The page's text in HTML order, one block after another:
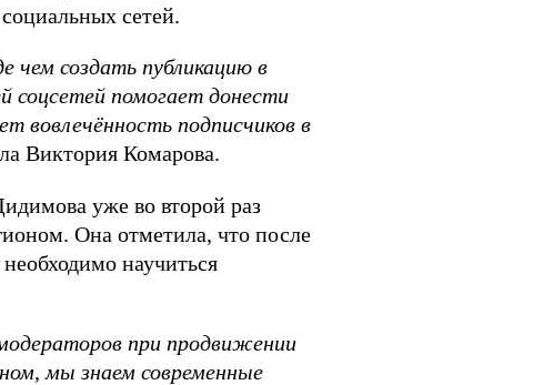
сетей.
создать публикацию в
соцсетей помогает донести
вовлечённость подписчиков в
Виктория Комарова.
уже во второй раз
Она отметила, что после
научиться
при продвижении
мы знаем современные